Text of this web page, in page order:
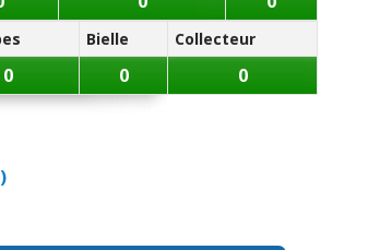
Bielle Collecteur
0 0 0